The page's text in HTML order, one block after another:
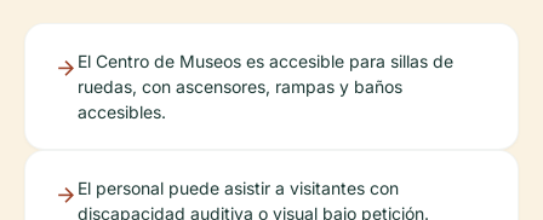
El Centro de Museos es accesible para sillas de
ruedas, con ascensores, rampas y baños
accesibles.
El personal puede asistir a visitantes con
discapacidad auditiva o visual bajo petición.